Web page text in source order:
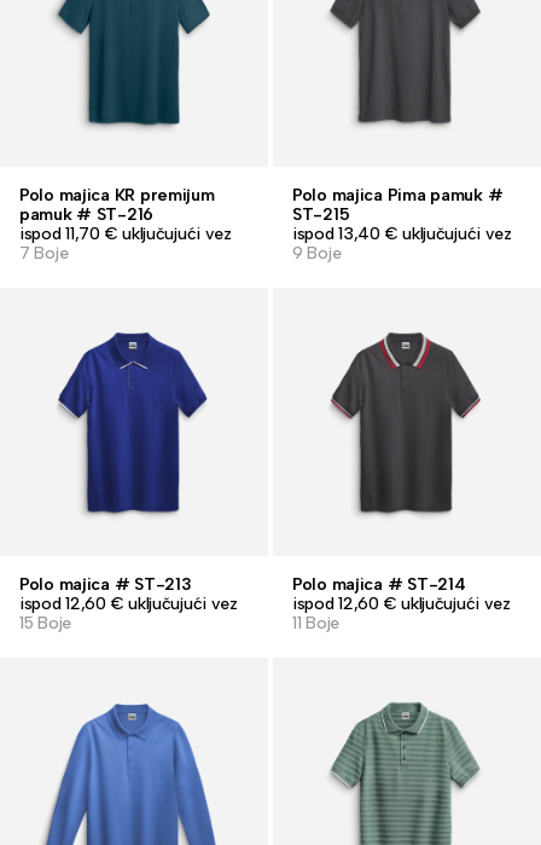
Polo majica KR premijum
pamuk # ST-216
ispod 11,70 € uključujući vez
7 Boje
Polo majica Pima pamuk #
ST-215
ispod 13,40 € uključujući vez
9 Boje
Polo majica # ST-213
ispod 12,60 € uključujući vez
15 Boje
Polo majica # ST-214
ispod 12,60 € uključujući vez
11 Boje